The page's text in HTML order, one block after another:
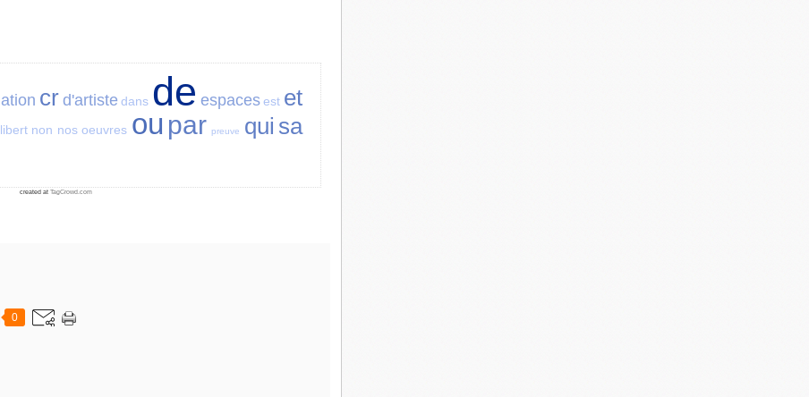
ation cr d'artiste dans de espaces est et
libert non nos oeuvres ou par preuve qui sa
created at TagCrowd.com
0